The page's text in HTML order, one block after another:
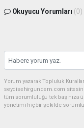
Okuyucu Yorumları (0)
Yorum yazarak Topluluk
seydisehirgundem.com
tüm sorumluluğu tek başınıza
yönetimi hiçbir şekilde